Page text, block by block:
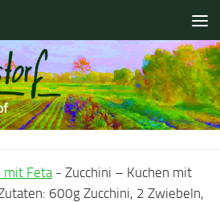
mit Feta - Zucchini – Kuchen mit
600g Zucchini, 2 Zwiebeln,